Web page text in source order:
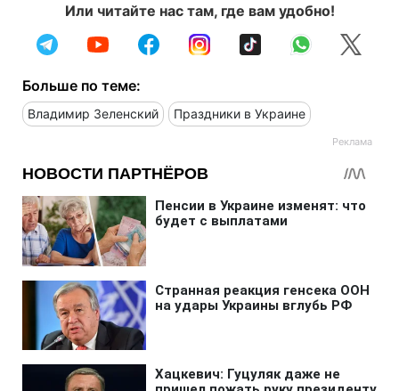
Или читайте нас там, где вам удобно!
Больше по теме:
Владимир Зеленский Праздники в Украине